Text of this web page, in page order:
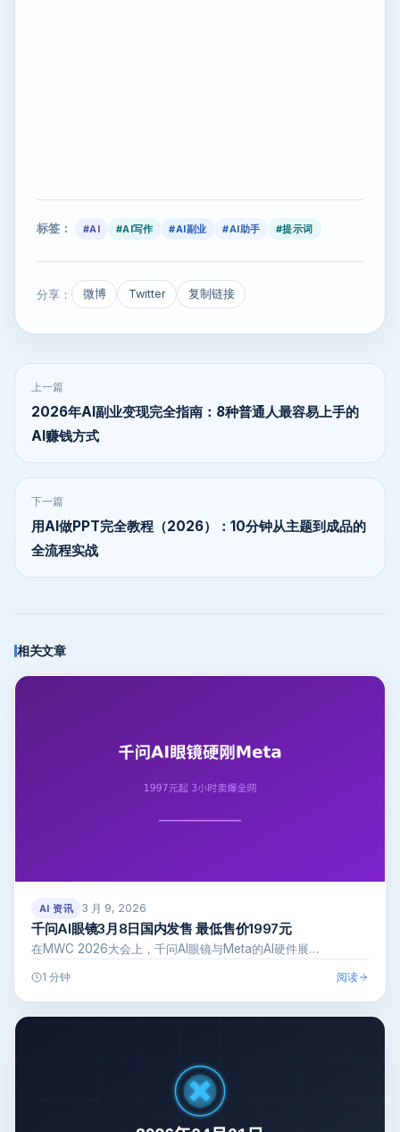
标签： #AI #AI写作 #AI副业 #AI助手 #提示词
分享： 微博 Twitter 复制链接
上一篇
2026年AI副业变现完全指南：8种普通人最容易上手的
AI赚钱方式
下一篇
用AI做PPT完全教程（2026）：10分钟从主题到成品的
全流程实战
相关文章
AI 资讯 3 月 9, 2026
千问AI眼镜3月8日国内发售 最低售价1997元
在MWC 2026大会上，千问AI眼镜与Meta的AI硬件展…
1 分钟 阅读